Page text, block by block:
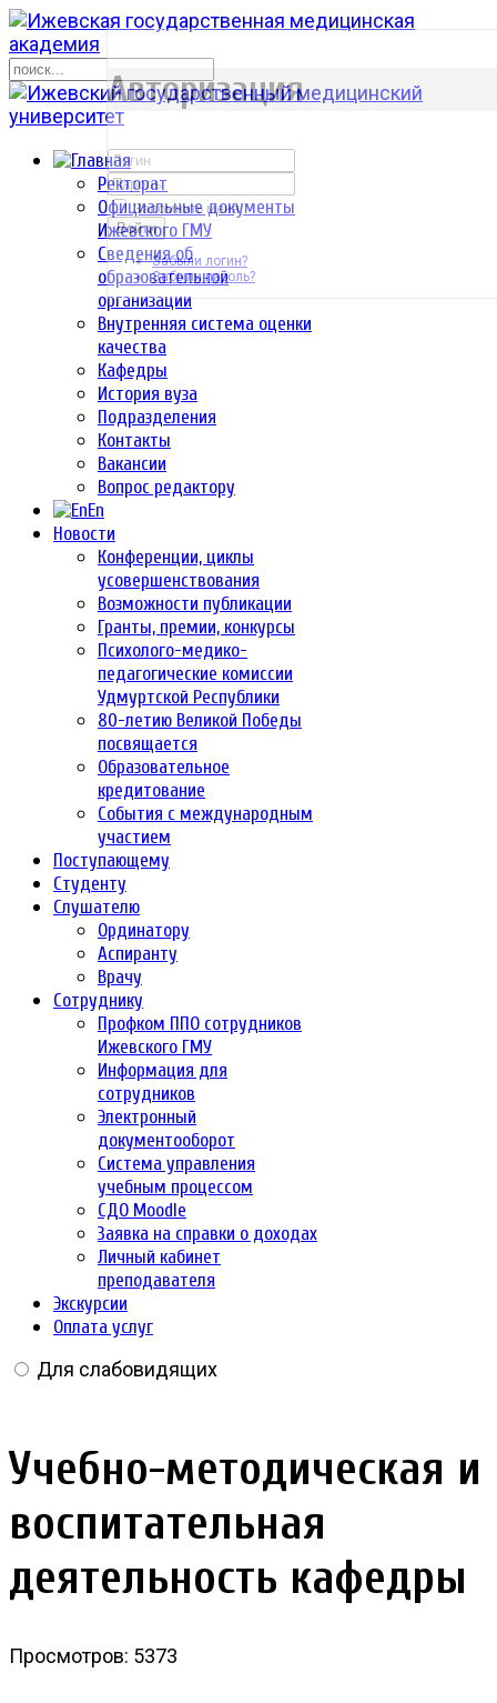
Ректорат
Официальные документы
Ижевского ГМУ
Сведения об
образовательной
организации
Внутренняя система оценки
качества
Кафедры
История вуза
Подразделения
Контакты
Вакансии
Вопрос редактору
En
Новости
Конференции, циклы
усовершенствования
Возможности публикации
Гранты, премии, конкурсы
Психолого-медико-
педагогические комиссии
Удмуртской Республики
80-летию Великой Победы
посвящается
Образовательное
кредитование
События с международным
участием
Поступающему
Студенту
Слушателю
Ординатору
Аспиранту
Врачу
Сотруднику
Профком ППО сотрудников
Ижевского ГМУ
Информация для
сотрудников
Электронный
документооборот
Система управления
учебным процессом
СДО Moodle
Заявка на справки о доходах
Личный кабинет
преподавателя
Экскурсии
Оплата услуг
Для слабовидящих
Учебно-методическая и
воспитательная
деятельность кафедры
Просмотров: 5373
р
Авторизация
Запомнить меня
Войти
Забыли логин?
Забыли пароль?